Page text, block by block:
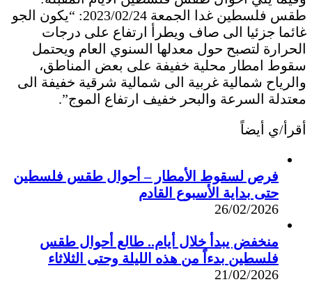
طقس فلسطين غدا الجمعة 2023/02/24: “يكون الجو
غائما جزئيا الى صاف ويطرأ ارتفاع على درجات
الحرارة لتصبح حول معدلها السنوي العام ويحتمل
سقوط امطار محلية خفيفة على بعض المناطق،
والرياح شمالية غربية الى شمالية شرقية خفيفة الى
معتدلة السرعة والبحر خفيف ارتفاع الموج”.
أقرأ/ي أيضاً
فرص لسقوط الأمطار – أحوال طقس فلسطين
حتى بداية الأسبوع القادم
26/02/2026
منخفض يبدأ خلال أيام.. طالع أحوال طقس
فلسطين بدءاً من هذه الليلة وحتى الثلاثاء
21/02/2026